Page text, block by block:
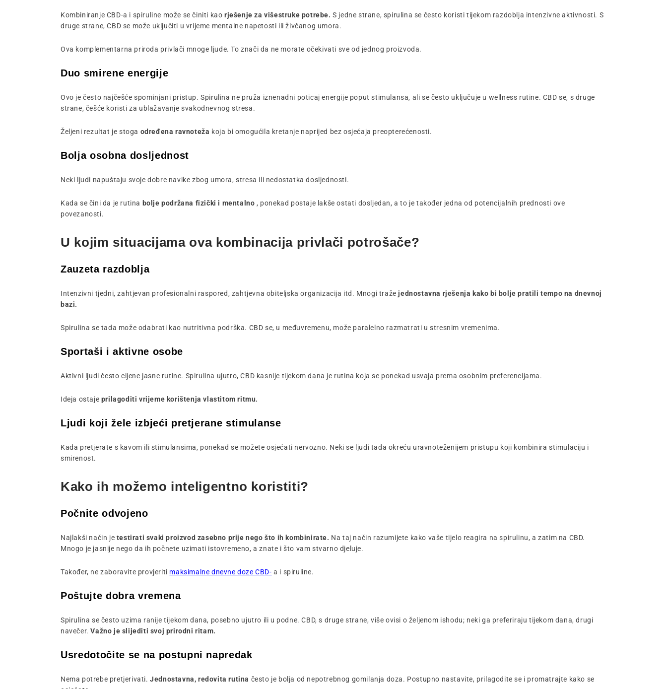
Kombiniranje CBD-a i spiruline može se činiti kao rješenje za višestruke potrebe. S jedne strane, spirulina se često koristi tijekom razdoblja intenzivne aktivnosti. S
druge strane, CBD se može uključiti u vrijeme mentalne napetosti ili živčanog umora.
Ova komplementarna priroda privlači mnoge ljude. To znači da ne morate očekivati ​​sve od jednog proizvoda.
Duo smirene energije
Ovo je često najčešće spominjani pristup. Spirulina ne pruža iznenadni poticaj energije poput stimulansa, ali se često uključuje u wellness rutine. CBD se, s druge
strane, češće koristi za ublažavanje svakodnevnog stresa.
Željeni rezultat je stoga određena ravnoteža koja bi omogućila kretanje naprijed bez osjećaja preopterećenosti.
Bolja osobna dosljednost
Neki ljudi napuštaju svoje dobre navike zbog umora, stresa ili nedostatka dosljednosti.
Kada se čini da je rutina bolje podržana fizički i mentalno , ponekad postaje lakše ostati dosljedan, a to je također jedna od potencijalnih prednosti ove
povezanosti.
U kojim situacijama ova kombinacija privlači potrošače?
Zauzeta razdoblja
Intenzivni tjedni, zahtjevan profesionalni raspored, zahtjevna obiteljska organizacija itd. Mnogi traže jednostavna rješenja kako bi bolje pratili tempo na dnevnoj
bazi.
Spirulina se tada može odabrati kao nutritivna podrška. CBD se, u međuvremenu, može paralelno razmatrati u stresnim vremenima.
Sportaši i aktivne osobe
Aktivni ljudi često cijene jasne rutine. Spirulina ujutro, CBD kasnije tijekom dana je rutina koja se ponekad usvaja prema osobnim preferencijama.
Ideja ostaje prilagoditi vrijeme korištenja vlastitom ritmu.
Ljudi koji žele izbjeći pretjerane stimulanse
Kada pretjerate s kavom ili stimulansima, ponekad se možete osjećati nervozno. Neki se ljudi tada okreću uravnoteženijem pristupu koji kombinira stimulaciju i
smirenost.
Kako ih možemo inteligentno koristiti?
Počnite odvojeno
Najlakši način je testirati svaki proizvod zasebno prije nego što ih kombinirate. Na taj način razumijete kako vaše tijelo reagira na spirulinu, a zatim na CBD.
Mnogo je jasnije nego da ih počnete uzimati istovremeno, a znate i što vam stvarno djeluje.
Također, ne zaboravite provjeriti maksimalne dnevne doze CBD- a i spiruline.
Poštujte dobra vremena
Spirulina se često uzima ranije tijekom dana, posebno ujutro ili u podne. CBD, s druge strane, više ovisi o željenom ishodu; neki ga preferiraju tijekom dana, drugi
navečer. Važno je slijediti svoj prirodni ritam.
Usredotočite se na postupni napredak
Nema potrebe pretjerivati. Jednostavna, redovita rutina često je bolja od nepotrebnog gomilanja doza. Postupno nastavite, prilagodite se i promatrajte kako se